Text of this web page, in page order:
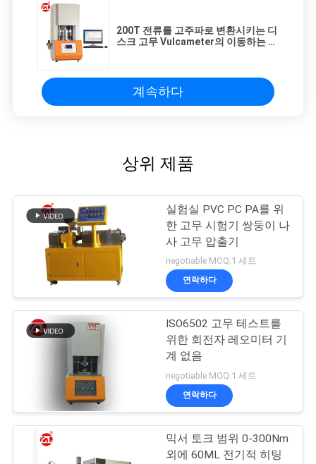
200T 전류를 고주파로 변환시키는 디
스크 고무 Vulcameter의 이동하는 전
계속하다
상위 제품
실험실 PVC PC PA를 위
한 고무 시험기 쌍둥이 나
사 고무 압출기
negotiable MOQ:1 세트
연락하다
ISO6502 고무 테스트를
위한 회전자 레오미터 기
계 없음
negotiable MOQ:1 세트
연락하다
믹서 토크 범위 0-300Nm
외에 60ML 전기적 히팅